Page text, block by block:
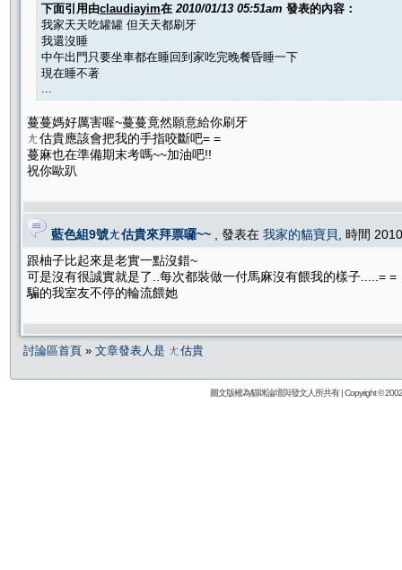
下面引用由claudiayim在 2010/01/13 05:51am 發表的內容：
我家天天吃罐罐 但天天都刷牙
我還沒睡
中午出門只要坐車都在睡回到家吃完晚餐昏睡一下
現在睡不著
蔓蔓媽好厲害喔~蔓蔓竟然願意給你刷牙
ㄤ估貴應該會把我的手指咬斷吧= =
蔓麻也在準備期末考嗎~~加油吧!!
祝你歐趴
藍色組9號ㄤ估貴來拜票囉~~ , 發表在 我家的貓寶貝
, 時間
跟柚子比起來是老實一點沒錯~
可是沒有很誠實就是了..每次都裝做一付馬麻沒有餵我的樣子.....= =
騙的我室友不停的輪流餵她
討論區首頁 » 文章發表人是 ㄤ估貴
圖文版權為貓咪論壇與發文人所共有 | Copyright ©